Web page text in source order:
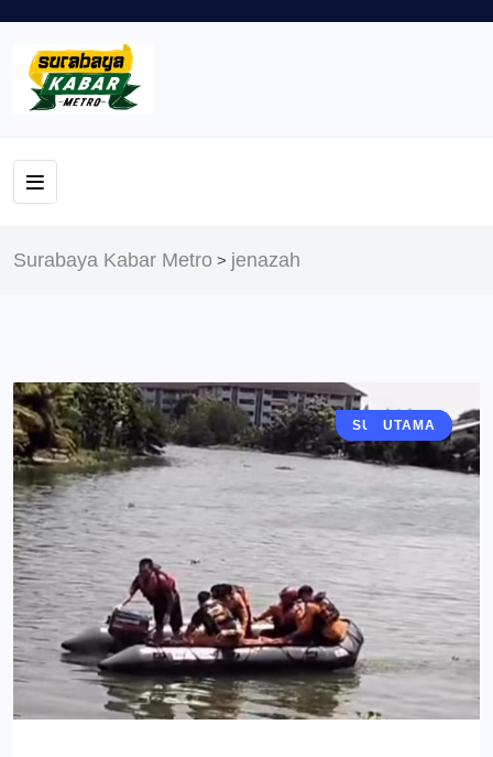
Surabaya Kabar Metro > jenazah
BERITA
SURABAYA
UTAMA